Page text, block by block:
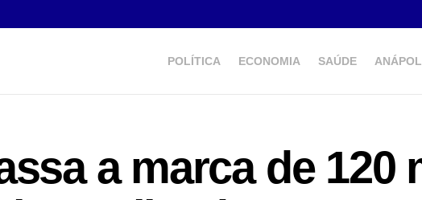
POLÍTICA ECONOMIA SAÚDE
a marca de 120